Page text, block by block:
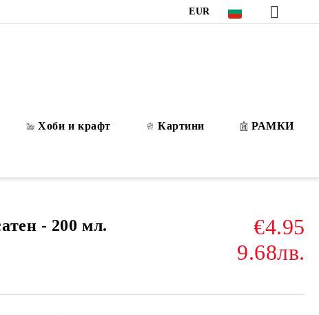
EUR
Хоби и крафт Картини РАМКИ
- 200 мл.
€4.95
9.68лв.